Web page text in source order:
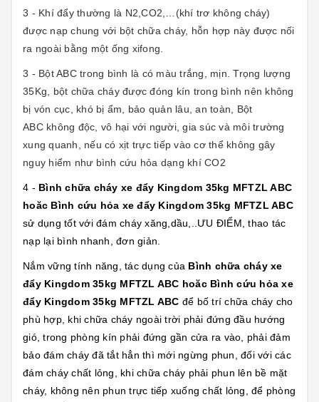
3 - Khí đẩy thường là N2,CO2,…(khí trơ không cháy)
được nạp chung với bột chữa cháy, hỗn hợp này được nối
ra ngoài bằng một ống xifong.
3 - Bột ABC trong bình là có màu trắng, mịn. Trọng lượng
35Kg, bột chữa cháy được đóng kín trong bình nên không
bị vón cục, khó bị ẩm, bảo quản lâu, an toàn, Bột
ABC không độc, vô hại với người, gia súc và môi trường
xung quanh, nếu có xịt trực tiếp vào cơ thể không gây
nguy hiểm như bình cứu hỏa dạng khí CO2
4 - Bình chữa cháy xe đẩy Kingdom 35kg MFTZL ABC
hoăc Bình cứu hỏa xe đẩy Kingdom 35kg MFTZL ABC
sử dụng tốt với đám cháy xăng,dầu,..ƯU ĐIỂM, thao tác
nạp lại bình nhanh, đơn giản.
Nắm vững tính năng, tác dụng của Bình chữa cháy xe
đẩy Kingdom 35kg MFTZL ABC hoăc Bình cứu hỏa xe
đẩy Kingdom 35kg MFTZL ABC để bố trí chữa cháy cho
phù hợp, khi chữa cháy ngoài trời phải đứng đầu hướng
gió, trong phòng kín phải đứng gần cửa ra vào, phải đảm
bảo đám cháy đã tắt hẳn thì mới ngừng phun, đối với các
đám cháy chất lỏng, khi chữa cháy phải phun lên bề mặt
cháy, không nên phun trực tiếp xuống chất lỏng, để phòng